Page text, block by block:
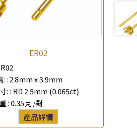
ER02
: : 2.8mm x 3.9mm
: : RD 2.5mm (0.065ct)
:0.35克 /對
產品詳情